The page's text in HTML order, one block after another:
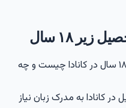
۱۸ سال
قیم (Custodian) برای تحصیل زیر ۱۸ سال در کانادا چیست و چه
تحصیل در کانادا به مدرک زبان نیاز